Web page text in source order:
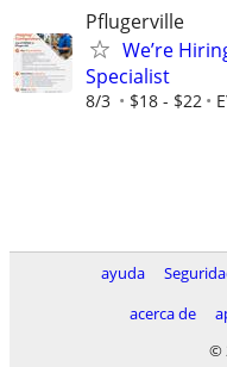
Pflugerville
We’re
Specialist
8/3 $18 - $22
ayuda
acerca de
©